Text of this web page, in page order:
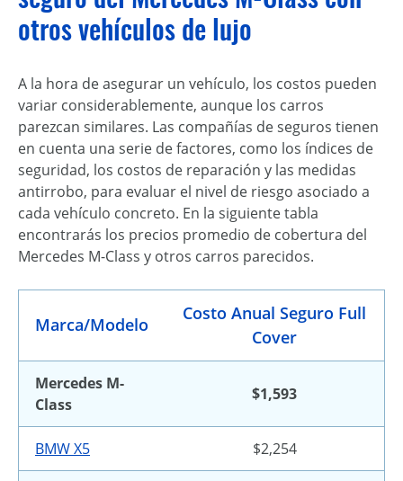
otros vehículos de lujo
A la hora de asegurar un vehículo, los costos pueden
variar considerablemente, aunque los carros
parezcan similares. Las compañías de seguros tienen
en cuenta una serie de factores, como los índices de
seguridad, los costos de reparación y las medidas
antirrobo, para evaluar el nivel de riesgo asociado a
cada vehículo concreto. En la siguiente tabla
encontrarás los precios promedio de cobertura del
Mercedes M-Class y otros carros parecidos.
Marca/Modelo
Costo Anual Seguro Full
Cover
Mercedes M-
Class
$1,593
BMW X5 $2,254